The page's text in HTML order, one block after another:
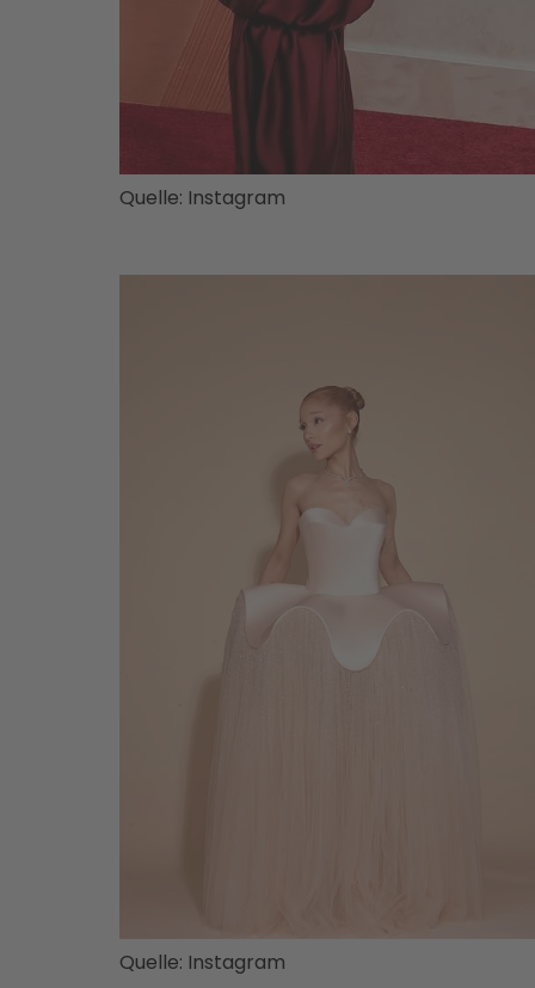
Quelle: Instagram
Quelle: Instagram